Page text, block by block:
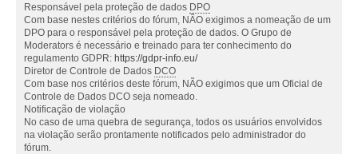
Responsável pela proteção de dados DPO
Com base nestes critérios do fórum, NÃO exigimos a nomeação de um
DPO para o responsável pela proteção de dados. O Grupo de
Moderators é necessário e treinado para ter conhecimento do
regulamento GDPR: https://gdpr-info.eu/
Diretor de Controle de Dados DCO
Com base nos critérios deste fórum, NÃO exigimos que um Oficial de
Controle de Dados DCO seja nomeado.
Notificação de violação
No caso de uma quebra de segurança, todos os usuários envolvidos
na violação serão prontamente notificados pelo administrador do
fórum.